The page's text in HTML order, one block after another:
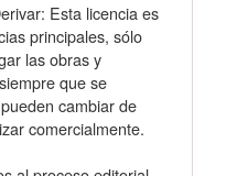
Esta licencia es
principales, sólo
las obras y
que se
cambiar de
comercialmente.